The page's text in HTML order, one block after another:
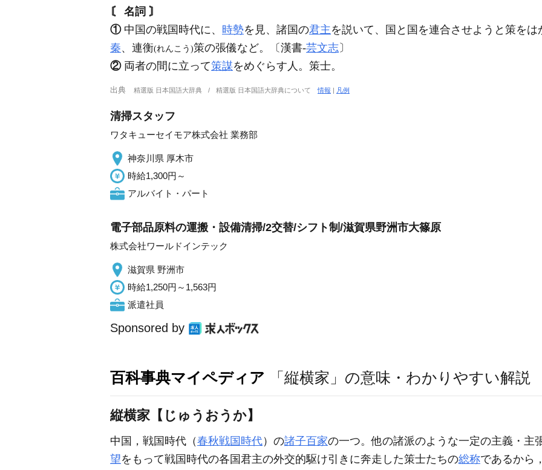
〘 名詞 〙
①中国の戦国時代に、 時勢を見、諸国の君主を説いて、国と国を連合させようと策をは
秦、連衡(れんこう)策の張儀など。〔漢書‐芸文志 〕
②両者の間に立って策謀をめぐらす人。策士。
出典 精選版 日本国語大辞典 精選版 日本国語大辞典について情報 | 凡例
清掃スタッフ
ワタキューセイモア株式会社 業務部
神奈川県 厚木市
時給1,300円～
アルバイト・パート
電子部品原料の運搬・設備清掃/2交替/シフト制/滋賀県野洲市大篠原
株式会社ワールドインテック
滋賀県 野洲市
時給1,250円～1,563円
派遣社員
Sponsored by
百科事典マイペディア 「縦横家」の意味・わかりやすい解説
縦横家【じゅうおうか】
中国，戦国時代（春秋戦国時代）の諸子百家の一つ。他の諸派のような一定の主義・主
望をもって戦国時代の各国君主の外交的駆け引きに奔走した策士たちの総称であるから